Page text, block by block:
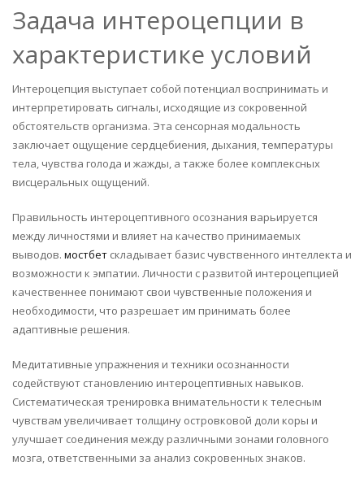
Задача интероцепции в
характеристике условий
Интероцепция выступает собой потенциал воспринимать и
интерпретировать сигналы, исходящие из сокровенной
обстоятельств организма. Эта сенсорная модальность
заключает ощущение сердцебиения, дыхания, температуры
тела, чувства голода и жажды, а также более комплексных
висцеральных ощущений.
Правильность интероцептивного осознания варьируется
между личностями и влияет на качество принимаемых
выводов. мостбет складывает базис чувственного интеллекта и
возможности к эмпатии. Личности с развитой интероцепцией
качественнее понимают свои чувственные положения и
необходимости, что разрешает им принимать более
адаптивные решения.
Медитативные упражнения и техники осознанности
содействуют становлению интероцептивных навыков.
Систематическая тренировка внимательности к телесным
чувствам увеличивает толщину островковой доли коры и
улучшает соединения между различными зонами головного
мозга, ответственными за анализ сокровенных знаков.